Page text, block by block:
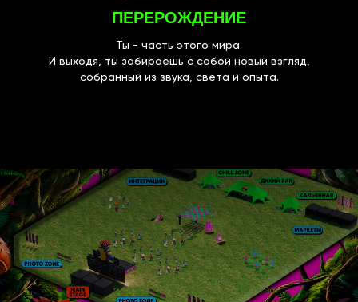
ПЕРЕРОЖДЕНИЕ
Ты - часть этого мира.
И выходя, ты забираешь с собой новый взгляд,
собранный из звука, света и опыта.